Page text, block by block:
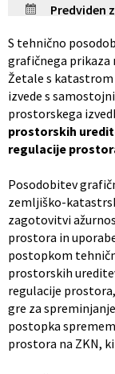
Predviden
S tehnično
grafičnega prikaza
Žetale s
izvede s
prostorskega
prostorskih
regulacije
Posodobitev
zemljiško-
zagotovitvi
prostora in
postopkom
prostorskih
regulacije
gre za
postopka
prostora na ZKN,